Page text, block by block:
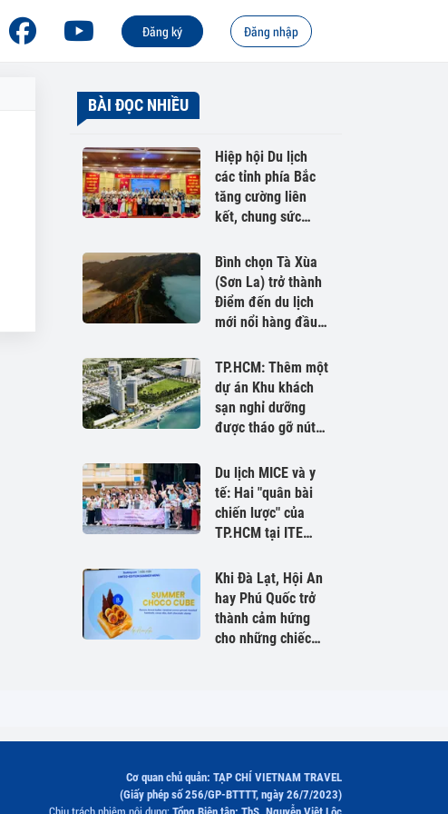
Đăng ký Đăng nhập
BÀI ĐỌC NHIỀU
Hiệp hội Du lịch
các tỉnh phía Bắc
tăng cường liên
kết, chung sức
Việt Nam
Bình chọn Tà Xùa
(Sơn La) trở thành
Điểm đến du lịch
mới nổi hàng đầu
TP.HCM: Thêm một
dự án Khu khách
sạn nghỉ dưỡng
được tháo gỡ nút
Du lịch MICE và y
tế: Hai "quân bài
chiến lược" của
TP.HCM tại ITE
Khi Đà Lạt, Hội An
hay Phú Quốc trở
thành cảm hứng
cho những chiếc
Cơ quan chủ quản: TẠP CHÍ VIETNAM TRAVEL
(Giấy phép số 256/GP-BTTTT, ngày 26/7/2023)